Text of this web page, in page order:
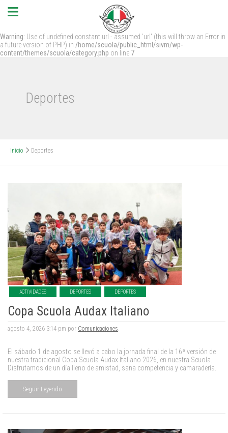
Warning: Use of undefined constant url - assumed 'url' (this will throw an Error in
a future version of PHP) in /home/scuola/public_html/sivm/wp-
content/themes/scuola/category.php on line 7
Deportes
Inicio Deportes
ACTIVIDADES DEPORTES DEPORTES
Copa Scuola Audax Italiano
agosto 4, 2026 3:14 pm por Comunicaciones.
El sábado 1 de agosto se llevó a cabo la jornada final de la 16ª versión de
nuestra tradicional Copa Scuola Audax Italiano 2026, en nuestra Scuola.
Disfrutamos de un día lleno de amistad, sana competencia y camaradería.
Seguir Leyendo